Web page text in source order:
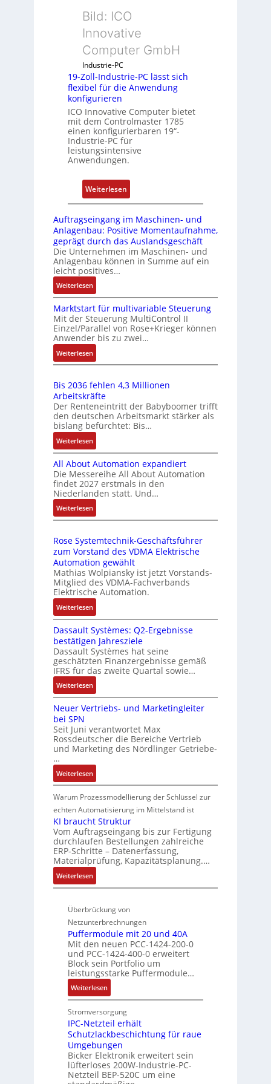
e
b
e
s
t
t
i
R
e
i
f
e
g
r
a
d
M
L
r
s
i
c
r
E
n
i
c
k
l
n
g
u
s
g
l
i
c
s
e
l
e
m
e
n
t
e
m
i
t
S
z
i
a
l
m
r
a
n
Bild: ICO
Innovative
Computer GmbH
Industrie-PC
19-Zoll-Industrie-PC lässt sich
flexibel für die Anwendung
konfigurieren
ICO Innovative Computer bietet
mit dem Controlmaster 1785
einen konfigurierbaren 19“-
Industrie-PC für
leistungsintensive
Anwendungen.
Weiterlesen:
1
-
Z
o
l
I
n
d
u
t
i
e
-
P
l
ä
s
s
s
c
h
f
l
e
i
b
e
l
f
r
d
e
A
e
n
d
u
n
g
k
n
i
g
u
r
i
e
e
n
Auftragseingang im Maschinen- und
Anlagenbau: Positive Momentaufnahme,
geprägt durch das Auslandsgeschäft
Die Unternehmen im Maschinen- und
Anlagenbau können in Summe auf ein
leicht positives…
Weiterlesen:
A
u
f
t
r
a
g
e
i
n
g
a
n
i
m
M
a
s
h
i
n
e
n
-
u
n
d
A
n
l
a
g
e
n
a
u
P
o
i
t
i
v
e
M
o
m
n
u
f
n
a
h
m
e
,
g
e
p
r
ä
Marktstart für multivariable Steuerung
Mit der Steuerung MultiControl II
Einzel/Parallel von Rose+Krieger können
Anwender bis zu zwei…
Weiterlesen:
M
r
k
t
s
t
a
r
t
f
ü
r
m
t
i
v
a
r
i
a
b
l
e
S
t
e
u
e
u
n
g
Bis 2036 fehlen 4,3 Millionen
Arbeitskräfte
Der Renteneintritt der Babyboomer trifft
den deutschen Arbeitsmarkt stärker als
bislang befürchtet: Bis…
Weiterlesen:
B
i
s
2
0
3
6
e
h
l
e
n
4
,
M
i
l
l
o
n
n
A
r
e
i
t
s
k
r
ä
f
t
e
All About Automation expandiert
Die Messereihe All About Automation
findet 2027 erstmals in den
Niederlanden statt. Und…
Weiterlesen:
A
l
A
b
o
u
t
A
u
t
o
m
a
n
e
x
p
n
d
i
r
t
Rose Systemtechnik-Geschäftsführer
zum Vorstand des VDMA Elektrische
Automation gewählt
Mathias Wolpiansky ist jetzt Vorstands-
Mitglied des VDMA-Fachverbands
Elektrische Automation.
Weiterlesen:
R
o
s
e
S
y
s
t
e
t
e
h
n
k
-
G
e
s
c
h
ä
f
ü
h
r
e
r
z
m
V
o
r
s
t
Dassault Systèmes: Q2-Ergebnisse
bestätigen Jahresziele
Dassault Systèmes hat seine
geschätzten Finanzergebnisse gemäß
IFRS für das zweite Quartal sowie…
Weiterlesen:
D
a
s
a
u
l
t
S
y
s
t
è
m
e
s
:
Q
-
E
r
g
e
b
n
i
e
b
e
s
t
Neuer Vertriebs- und Marketingleiter
bei SPN
Seit Juni verantwortet Max
Rossdeutscher die Bereiche Vertrieb
und Marketing des Nördlinger Getriebe-
…
Weiterlesen:
N
e
u
e
r
V
e
r
t
r
e
b
s
-
u
n
d
M
a
r
k
e
t
n
Warum Prozessmodellierung der Schlüssel zur
echten Automatisierung im Mittelstand ist
KI braucht Struktur
Vom Auftragseingang bis zur Fertigung
durchlaufen Bestellungen zahlreiche
ERP-Schritte – Datenerfassung,
Materialprüfung, Kapazitätsplanung.…
Weiterlesen:
K
b
r
a
u
c
h
t
S
t
r
u
k
t
u
r
Überbrückung von
Netzunterbrechnungen
Puffermodule mit 20 und 40A
Mit den neuen PCC-1424-200-0
und PCC-1424-400-0 erweitert
Block sein Portfolio um
leistungsstarke Puffermodule…
Weiterlesen:
P
u
f
f
e
r
m
o
Stromversorgung
IPC-Netzteil erhält
Schutzlackbeschichtung für raue
Umgebungen
Bicker Elektronik erweitert sein
lüfterloses 200W-Industrie-PC-
Netzteil BEP-520C um eine